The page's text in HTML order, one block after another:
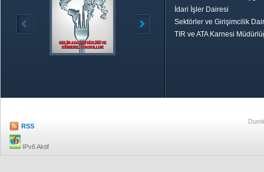
İdari İşler Dairesi
Sektörler ve Girişimcilik
TIR ve ATA Karnesi
RSS
IPv6 Aktif